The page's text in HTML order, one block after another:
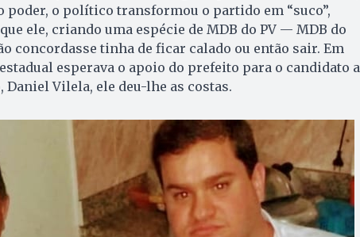
poder, o político transformou o partido em “suco”,
ele, criando uma espécie de MDB do PV — MDB do
concordasse tinha de ficar calado ou então sair. Em
esperava o apoio do prefeito para o candidato a
Vilela, ele deu-lhe as costas.